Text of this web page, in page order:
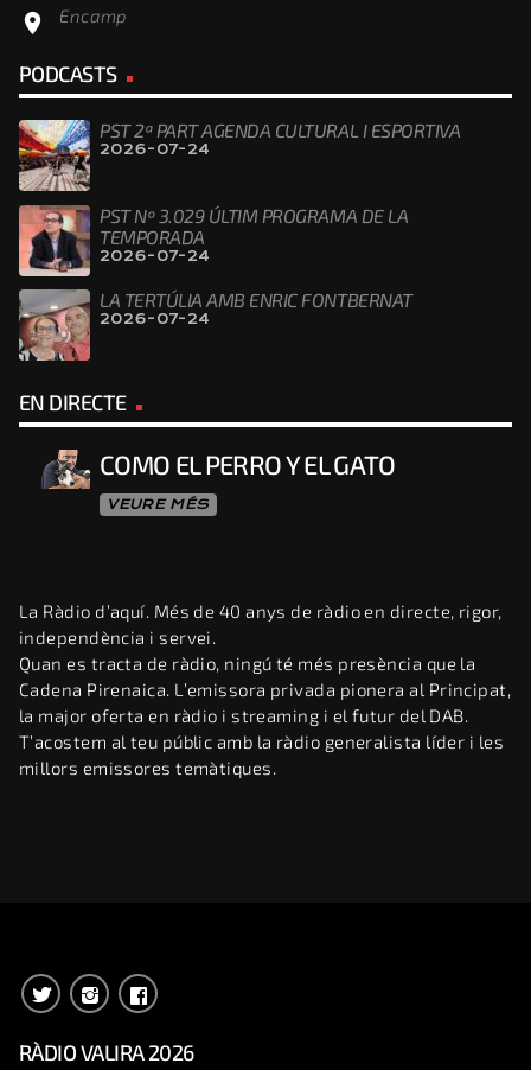
location_on Encamp
PODCASTS
PST 2ª PART AGENDA CULTURAL I ESPORTIVA
2026-07-24
PST Nº 3.029 ÚLTIM PROGRAMA DE LA
TEMPORADA
2026-07-24
LA TERTÚLIA AMB ENRIC FONTBERNAT
2026-07-24
EN DIRECTE
COMO EL PERRO Y EL GATO
VEURE MÉS
La Ràdio d’aquí. Més de 40 anys de ràdio en directe, rigor,
independència i servei.
Quan es tracta de ràdio, ningú té més presència que la
Cadena Pirenaica. L’emissora privada pionera al Principat,
la major oferta en ràdio i streaming i el futur del DAB.
T’acostem al teu públic amb la ràdio generalista líder i les
millors emissores temàtiques.
RÀDIO VALIRA 2026